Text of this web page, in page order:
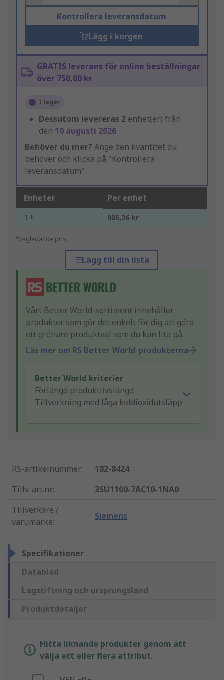
Kontrollera leveransdatum
Lägg i korgen
GRATIS leverans för online beställningar
över 750,00 kr
I lager
Dessutom levereras 2 enhet(er) från
den 10 augusti 2026
Behöver du mer? Ange den kvantitet du
behöver och klicka på "Kontrollera
leveransdatum"
Enheter Per enhet
1 + 985,26 kr
*vägledande pris
Lägg till din lista
Vårt Better World-sortiment innehåller
produkter som gör det enkelt för dig att göra
ett grönare produktval som du kan lita på.
Läs mer om RS Better World-produkterna
Better World kriterier
Förlängd produktlivslängd
Tillverkning med låga koldioxidutsläpp
RS-artikelnummer:
182-8424
Tillv. art.nr:
3SU1100-7AC10-1NA0
Tillverkare /
varumärke:
Siemens
Specifikationer
Datablad
Lagstiftning och ursprungsland
Produktdetaljer
Hitta liknande produkter genom att
välja ett eller flera attribut.